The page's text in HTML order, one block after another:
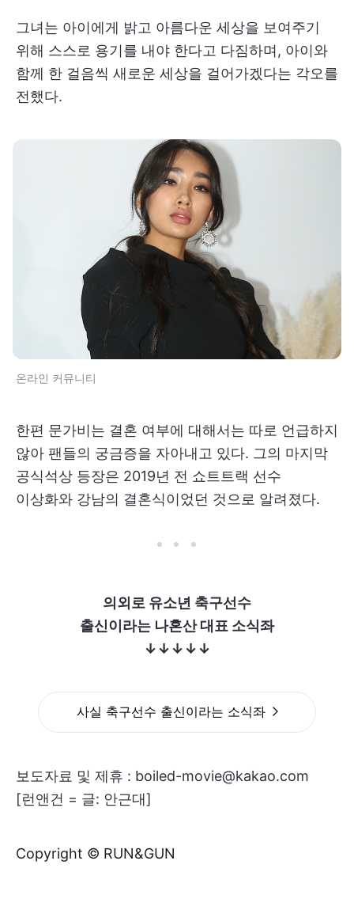
그녀는 아이에게 밝고 아름다운 세상을 보여주기
위해 스스로 용기를 내야 한다고 다짐하며, 아이와
함께 한 걸음씩 새로운 세상을 걸어가겠다는 각오를
전했다.
온라인 커뮤니티
한편 문가비는 결혼 여부에 대해서는 따로 언급하지
않아 팬들의 궁금증을 자아내고 있다. 그의 마지막
공식석상 등장은 2019년 전 쇼트트랙 선수
이상화와 강남의 결혼식이었던 것으로 알려졌다.
의외로 유소년 축구선수
출신이라는 나혼산 대표 소식좌
↓↓↓↓↓
사실 축구선수 출신이라는 소식좌
보도자료 및 제휴 : boiled-movie@kakao.com
[런앤건 = 글: 안근대]
Copyright © RUN&GUN